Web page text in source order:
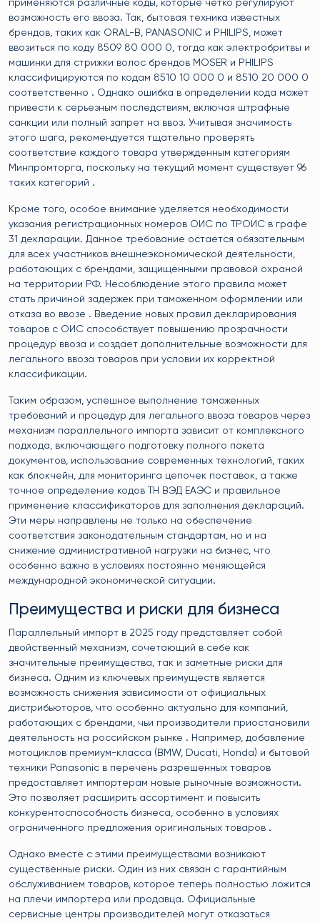
применяются различные коды, которые четко регулируют
возможность его ввоза. Так, бытовая техника известных
брендов, таких как ORAL-B, PANASONIC и PHILIPS, может
ввозиться по коду 8509 80 000 0, тогда как электробритвы и
машинки для стрижки волос брендов MOSER и PHILIPS
классифицируются по кодам 8510 10 000 0 и 8510 20 000 0
соответственно . Однако ошибка в определении кода может
привести к серьезным последствиям, включая штрафные
санкции или полный запрет на ввоз. Учитывая значимость
этого шага, рекомендуется тщательно проверять
соответствие каждого товара утвержденным категориям
Минпромторга, поскольку на текущий момент существует 96
таких категорий .
Кроме того, особое внимание уделяется необходимости
указания регистрационных номеров ОИС по ТРОИС в графе
31 декларации. Данное требование остается обязательным
для всех участников внешнеэкономической деятельности,
работающих с брендами, защищенными правовой охраной
на территории РФ. Несоблюдение этого правила может
стать причиной задержек при таможенном оформлении или
отказа во ввозе . Введение новых правил декларирования
товаров с ОИС способствует повышению прозрачности
процедур ввоза и создает дополнительные возможности для
легального ввоза товаров при условии их корректной
классификации.
Таким образом, успешное выполнение таможенных
требований и процедур для легального ввоза товаров через
механизм параллельного импорта зависит от комплексного
подхода, включающего подготовку полного пакета
документов, использование современных технологий, таких
как блокчейн, для мониторинга цепочек поставок, а также
точное определение кодов ТН ВЭД ЕАЭС и правильное
применение классификаторов для заполнения деклараций.
Эти меры направлены не только на обеспечение
соответствия законодательным стандартам, но и на
снижение административной нагрузки на бизнес, что
особенно важно в условиях постоянно меняющейся
международной экономической ситуации.
Преимущества и риски для бизнеса
Параллельный импорт в 2025 году представляет собой
двойственный механизм, сочетающий в себе как
значительные преимущества, так и заметные риски для
бизнеса. Одним из ключевых преимуществ является
возможность снижения зависимости от официальных
дистрибьюторов, что особенно актуально для компаний,
работающих с брендами, чьи производители приостановили
деятельность на российском рынке . Например, добавление
мотоциклов премиум-класса (BMW, Ducati, Honda) и бытовой
техники Panasonic в перечень разрешенных товаров
предоставляет импортерам новые рыночные возможности.
Это позволяет расширить ассортимент и повысить
конкурентоспособность бизнеса, особенно в условиях
ограниченного предложения оригинальных товаров .
Однако вместе с этими преимуществами возникают
существенные риски. Один из них связан с гарантийным
обслуживанием товаров, которое теперь полностью ложится
на плечи импортера или продавца. Официальные
сервисные центры производителей могут отказаться